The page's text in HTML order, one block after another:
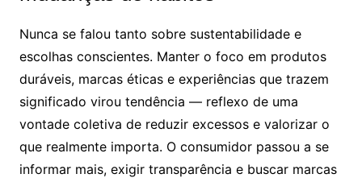
Nunca se falou tanto sobre sustentabilidade e
escolhas conscientes. Manter o foco em produtos
duráveis, marcas éticas e experiências que trazem
significado virou tendência — reflexo de uma
vontade coletiva de reduzir excessos e valorizar o
que realmente importa. O consumidor passou a se
informar mais, exigir transparência e buscar marcas